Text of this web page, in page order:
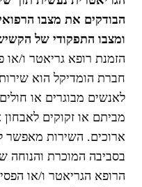
הבודקים את מצבו
ומצבו התפקודי של
הזמנת רופא גריאטר ו/או
חברת הומדיקל הוא
לאנשים מבוגרים או
מביתם או זקוקים
ארוכים. השירות מאפשר
בסביבה המוכרת והנוחה
הרופא הגריאטר ו/או